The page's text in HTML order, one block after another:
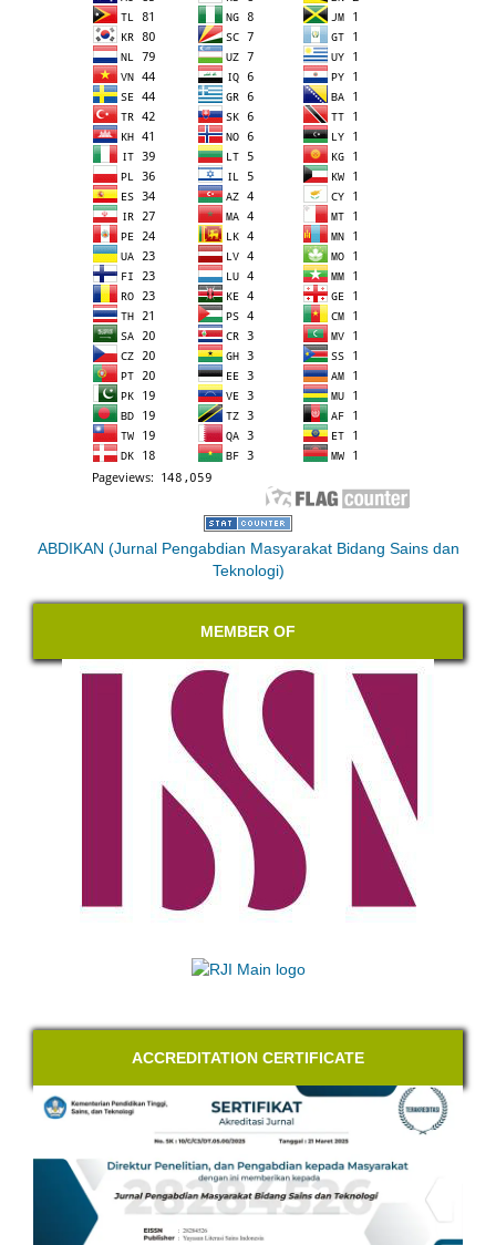
ABDIKAN (Jurnal Pengabdian Masyarakat Bidang Sains dan
Teknologi)
MEMBER OF
ACCREDITATION CERTIFICATE